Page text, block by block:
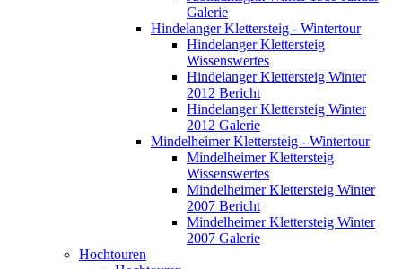
Galerie
Hindelanger Klettersteig - Wintertour
Hindelanger Klettersteig
Wissenswertes
Hindelanger Klettersteig Winter
2012 Bericht
Hindelanger Klettersteig Winter
2012 Galerie
Mindelheimer Klettersteig - Wintertour
Mindelheimer Klettersteig
Wissenswertes
Mindelheimer Klettersteig Winter
2007 Bericht
Mindelheimer Klettersteig Winter
2007 Galerie
Hochtouren